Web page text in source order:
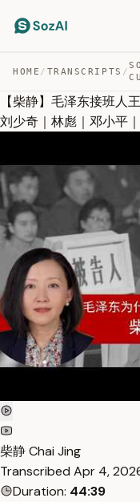
HOME / TRANSCRIPTS /
【柴静】毛泽东接班人
刘少奇｜林彪｜邓小平
柴静 Chai Jing
Transcribed Apr 4,
Duration: 44:39